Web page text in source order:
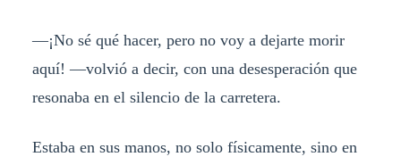
—¡No sé qué hacer, pero no voy a dejarte morir
aquí! —volvió a decir, con una desesperación que
resonaba en el silencio de la carretera.
Estaba en sus manos, no solo físicamente, sino en